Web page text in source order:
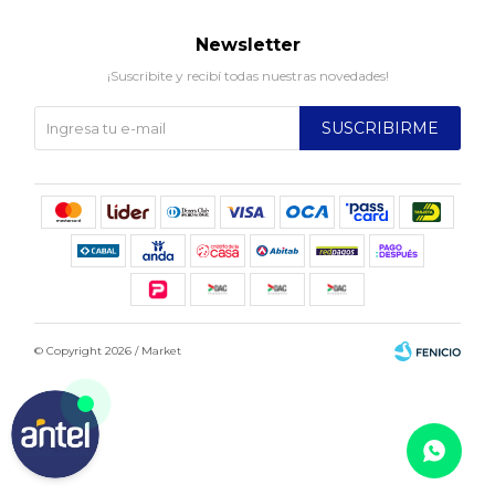
Newsletter
¡Suscribite y recibí todas nuestras novedades!
SUSCRIBIRME
© Copyright 2026 / Market